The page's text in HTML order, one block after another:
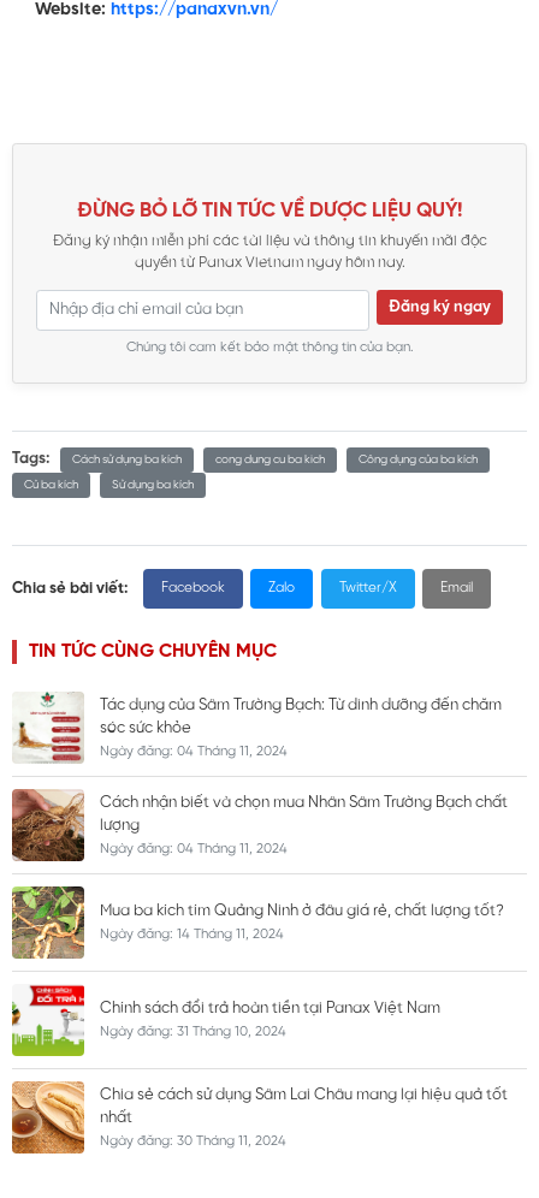
Website:https://panaxvn.vn/
ĐỪNG BỎ LỠ TIN TỨC VỀ DƯỢC LIỆU QUÝ!
Đăng ký nhận miễn phí các tài liệu và thông tin khuyến mãi độc
quyền từ Panax Vietnam ngay hôm nay.
Đăng ký ngay
Chúng tôi cam kết bảo mật thông tin của bạn.
Tags: Cách sử dụng ba kích cong dung cu ba kich Công dụng của ba kích
Củ ba kích Sử dụng ba kích
Chia sẻ bài viết: Facebook Zalo Twitter/X Email
TIN TỨC CÙNG CHUYÊN MỤC
Tác dụng của Sâm Trường Bạch: Từ dinh dưỡng đến chăm
sóc sức khỏe
Ngày đăng: 04 Tháng 11, 2024
Cách nhận biết và chọn mua Nhân Sâm Trường Bạch chất
lượng
Ngày đăng: 04 Tháng 11, 2024
Mua ba kích tím Quảng Ninh ở đâu giá rẻ, chất lượng tốt?
Ngày đăng: 14 Tháng 11, 2024
Chính sách đổi trả hoàn tiền tại Panax Việt Nam
Ngày đăng: 31 Tháng 10, 2024
Chia sẻ cách sử dụng Sâm Lai Châu mang lại hiệu quả tốt
nhất
Ngày đăng: 30 Tháng 11, 2024